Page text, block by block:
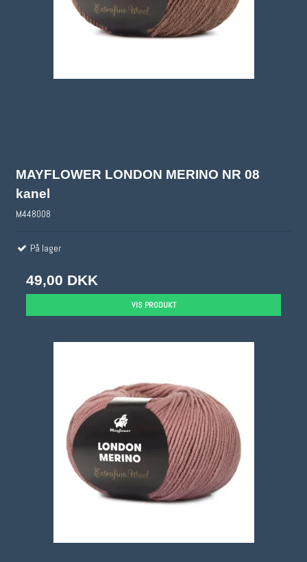
MAYFLOWER LONDON MERINO NR 08
kanel
M448008
På lager
49,00 DKK
VIS PRODUKT